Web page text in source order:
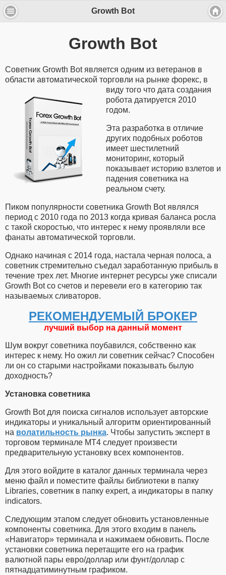
Growth Bot
Growth Bot
Советник Growth Bot является одним из ветеранов в
области автоматической торговли на рынке форекс, в
виду того что дата создания
робота датируется 2010
годом.
Эта разработка в отличие
других подобных роботов
имеет шестилетний
мониторинг, который
показывает историю взлетов и
падения советника на
реальном счету.
Пиком популярности советника Growth Bot являлся
период с 2010 года по 2013 когда кривая баланса росла
с такой скоростью, что интерес к нему проявляли все
фанаты автоматической торговли.
Однако начиная с 2014 года, настала черная полоса, а
советник стремительно съедал заработанную прибыль в
течение трех лет. Многие интернет ресурсы уже списали
Growth Bot со счетов и перевели его в категорию так
называемых сливаторов.
РЕКОМЕНДУЕМЫЙ БРОКЕР
лучший выбор на данный момент
Шум вокруг советника поубавился, собственно как
интерес к нему. Но ожил ли советник сейчас? Способен
ли он со старыми настройками показывать былую
доходность?
Установка советника
Growth Bot для поиска сигналов использует авторские
индикаторы и уникальный алгоритм ориентированный
на волатильность рынка. Чтобы запустить эксперт в
торговом терминале МТ4 следует произвести
предварительную установку всех компонентов.
Для этого войдите в каталог данных терминала через
меню файл и поместите файлы библиотеки в папку
Libraries, советник в папку expert, а индикаторы в папку
indicators.
Следующим этапом следует обновить установленные
компоненты советника. Для этого входим в панель
«Навигатор» терминала и нажимаем обновить. После
установки советника перетащите его на график
валютной пары евро/доллар или фунт/доллар с
пятнадцатиминутным графиком.